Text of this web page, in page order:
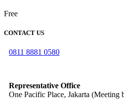
Free
CONTACT US
0811 8881 0580
Representative Office
One Pacific Place, Jakarta (Meeting